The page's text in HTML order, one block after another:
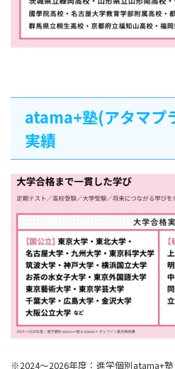
atama+塾(アタマプ
実績
※2024～2026年度：進学個別atama+